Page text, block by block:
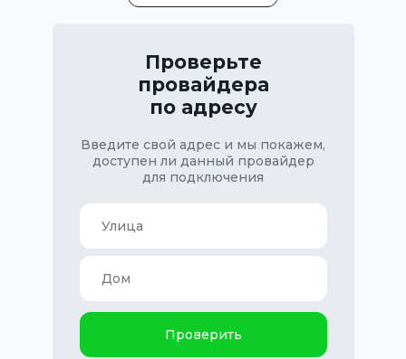
Проверьте
провайдера
по адресу
Введите свой адрес и мы покажем,
доступен ли данный провайдер
для подключения
Проверить